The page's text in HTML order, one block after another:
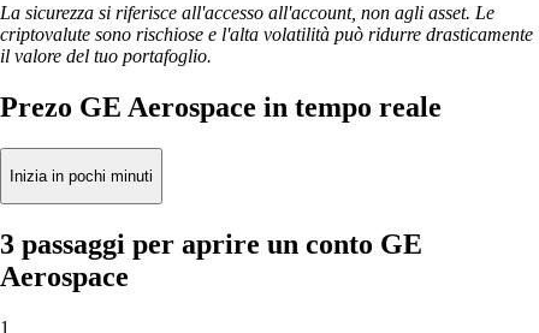
La sicurezza si riferisce all'accesso all'account, non agli asset. Le
criptovalute sono rischiose e l'alta volatilità può ridurre drasticamente
il valore del tuo portafoglio.
Prezo GE Aerospace in tempo reale
Inizia in pochi minuti
3 passaggi per aprire un conto GE
Aerospace
1